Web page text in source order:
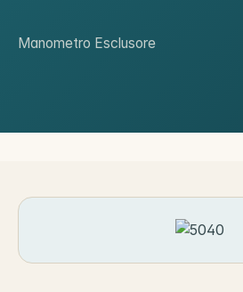
Manometro Esclusore